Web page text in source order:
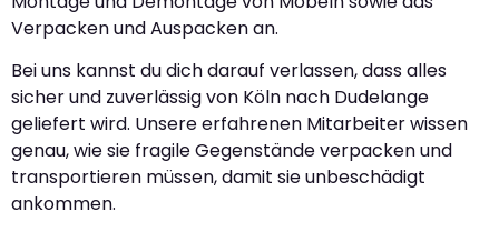
Verpacken und Auspacken an.
Bei uns kannst du dich darauf verlassen, dass alles
sicher und zuverlässig von Köln nach Dudelange
geliefert wird. Unsere erfahrenen Mitarbeiter wissen
genau, wie sie fragile Gegenstände verpacken und
transportieren müssen, damit sie unbeschädigt
ankommen.